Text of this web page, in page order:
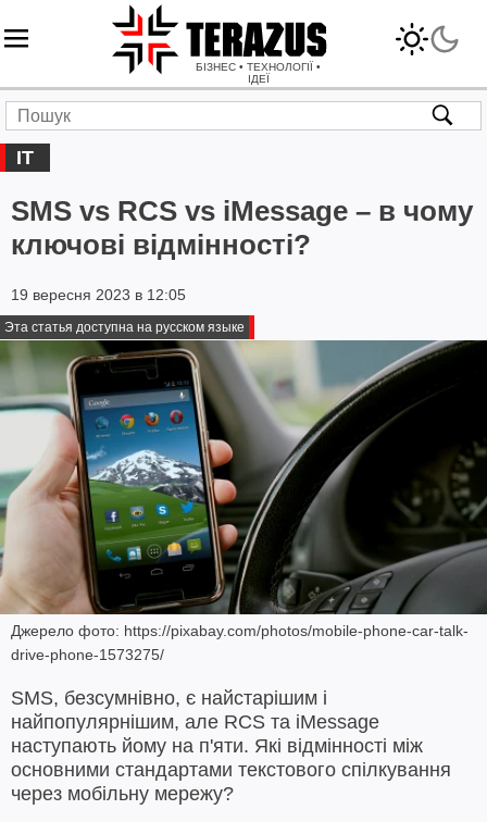
БІЗНЕС • ТЕХНОЛОГІЇ •
ІДЕЇ
IT
SMS vs RCS vs iMessage – в чому
ключові відмінності?
19 вересня 2023 в 12:05
Эта статья доступна на русском языке
Джерело фото: https://pixabay.com/photos/mobile-phone-car-talk-
drive-phone-1573275/
SMS, безсумнівно, є найстарішим і
найпопулярнішим, але RCS та iMessage
наступають йому на п'яти. Які відмінності між
основними стандартами текстового спілкування
через мобільну мережу?